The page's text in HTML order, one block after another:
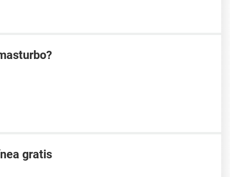
gratis